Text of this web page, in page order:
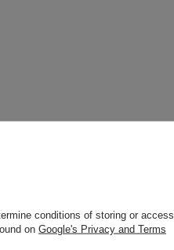
conditions of storing or access
on Google's Privacy and Terms